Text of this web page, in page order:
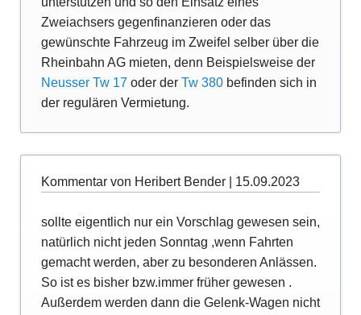
Zweiachsers gegenfinanzieren oder das
gewünschte Fahrzeug im Zweifel selber über die
Rheinbahn AG mieten, denn Beispielsweise der
Neusser Tw 17 oder der Tw 380befinden sich in
der regulären Vermietung.
Kommentar von Heribert Bender | 15.09.2023
sollte eigentlich nur ein Vorschlag gewesen sein,
natürlich nicht jeden Sonntag ,wenn Fahrten
gemacht werden, aber zu besonderen Anlässen.
So ist es bisher bzw.immer früher gewesen .
Außerdem werden dann die Gelenk-Wagen nicht